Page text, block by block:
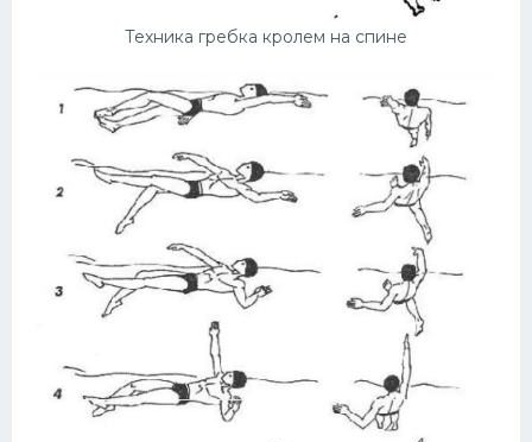
Техника гребка кролем на спине